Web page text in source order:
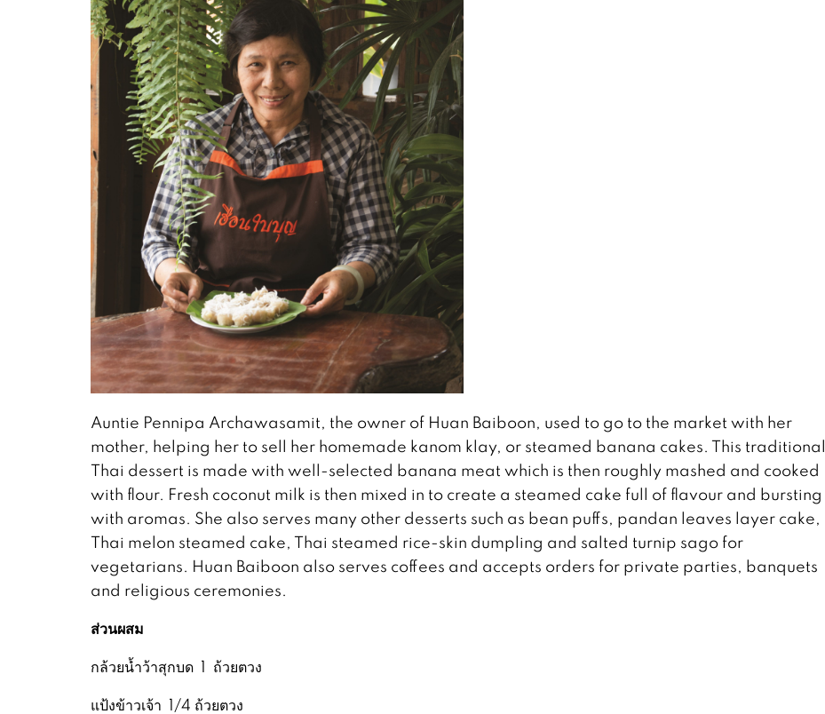
Auntie Pennipa Archawasamit, the owner of Huan Baiboon, used to go to the market with her
mother, helping her to sell her homemade kanom klay, or steamed banana cakes. This traditional
Thai dessert is made with well-selected banana meat which is then roughly mashed and cooked
with flour. Fresh coconut milk is then mixed in to create a steamed cake full of flavour and bursting
with aromas. She also serves many other desserts such as bean puffs, pandan leaves layer cake,
Thai melon steamed cake, Thai steamed rice-skin dumpling and salted turnip sago for
vegetarians. Huan Baiboon also serves coffees and accepts orders for private parties, banquets
and religious ceremonies.
ส่วนผสม
กล้วยน้ำว้าสุกบด 1 ถ้วยตวง
แป้งข้าวเจ้า 1/4 ถ้วยตวง